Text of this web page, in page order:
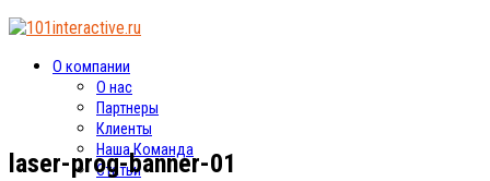
О компании
О нас
Партнеры
Клиенты
Наша Команда
Статьи
laser-prog-banner-01